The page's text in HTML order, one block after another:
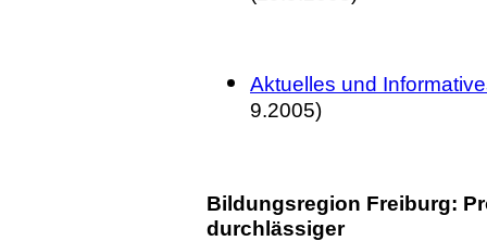
Aktuelles und
9.2005)
Bildungsregion Freiburg:
durchlässiger